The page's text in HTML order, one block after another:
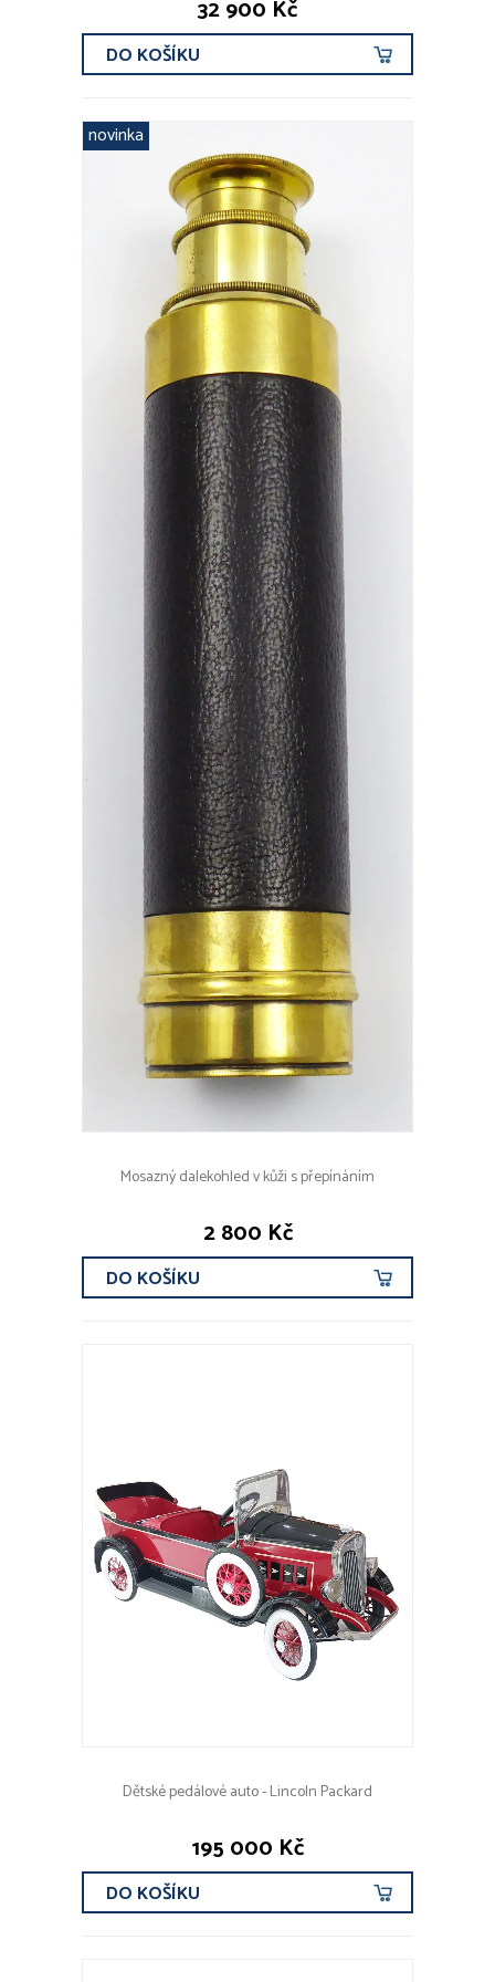
32 900 Kč
DO KOŠÍKU
novinka
Mosazný dalekohled v kůži s přepínáním
2 800 Kč
DO KOŠÍKU
Dětské pedálové auto - Lincoln Packard
195 000 Kč
DO KOŠÍKU